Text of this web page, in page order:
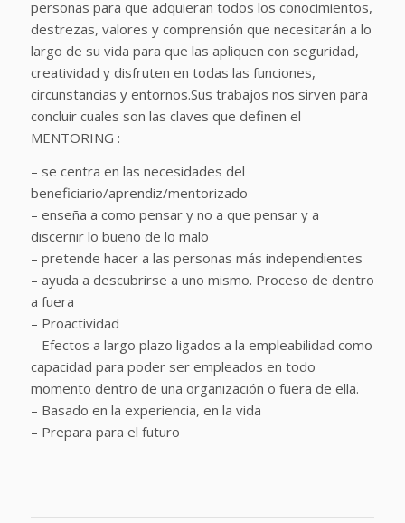
personas para que adquieran todos los conocimientos,
destrezas, valores y comprensión que necesitarán a lo
largo de su vida para que las apliquen con seguridad,
creatividad y disfruten en todas las funciones,
circunstancias y entornos.Sus trabajos nos sirven para
concluir cuales son las claves que definen el
MENTORING :
– se centra en las necesidades del
beneficiario/aprendiz/mentorizado
– enseña a como pensar y no a que pensar y a
discernir lo bueno de lo malo
– pretende hacer a las personas más independientes
– ayuda a descubrirse a uno mismo. Proceso de dentro
a fuera
– Proactividad
– Efectos a largo plazo ligados a la empleabilidad como
capacidad para poder ser empleados en todo
momento dentro de una organización o fuera de ella.
– Basado en la experiencia, en la vida
– Prepara para el futuro